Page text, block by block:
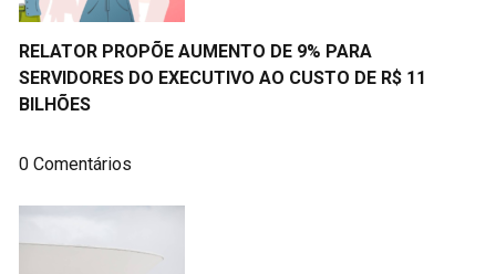
RELATOR PROPÕE AUMENTO DE 9% PARA
SERVIDORES DO EXECUTIVO AO CUSTO DE R$ 11
BILHÕES
0 Comentários